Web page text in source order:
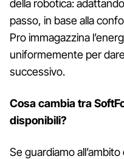
della robotica:
passo, in base alla
Pro immagazzina
uniformemente per
successivo.
Cosa cambia tra
disponibili?
Se guardiamo